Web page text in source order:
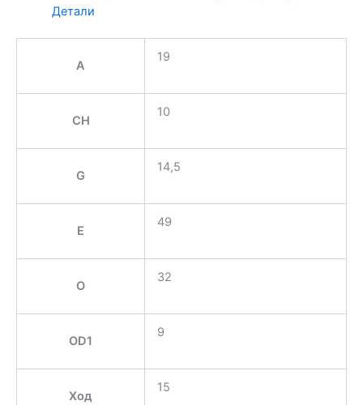
Детали
A
19
CH
10
G
14,5
E
49
O
32
OD1
9
Ход
15